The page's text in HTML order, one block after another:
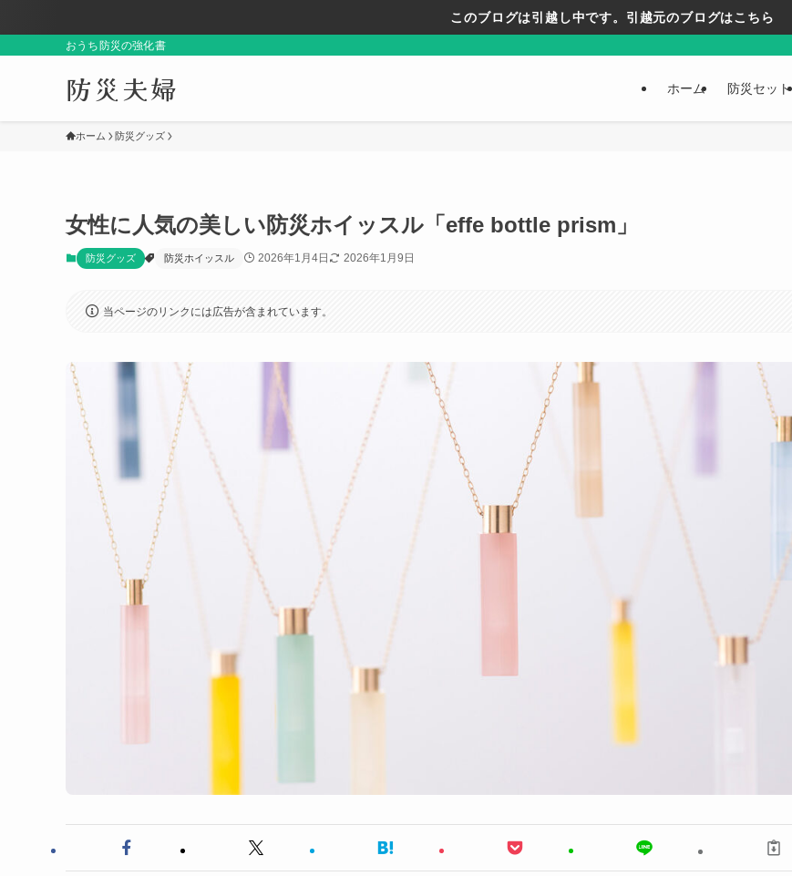
このブログは引越し中です。引越元のブログはこちら
おうち防災の強化書
防災夫婦 ホーム 防災セット
ホーム 防災グッズ
女性に人気の美しい防災ホイッスル「effe bottle prism」
防災グッズ 防災ホイッスル 2026年1月4日 2026年1月9日
当ページのリンクには広告が含まれています。